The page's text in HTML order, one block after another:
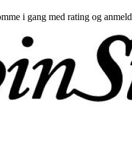
i gang med rating og